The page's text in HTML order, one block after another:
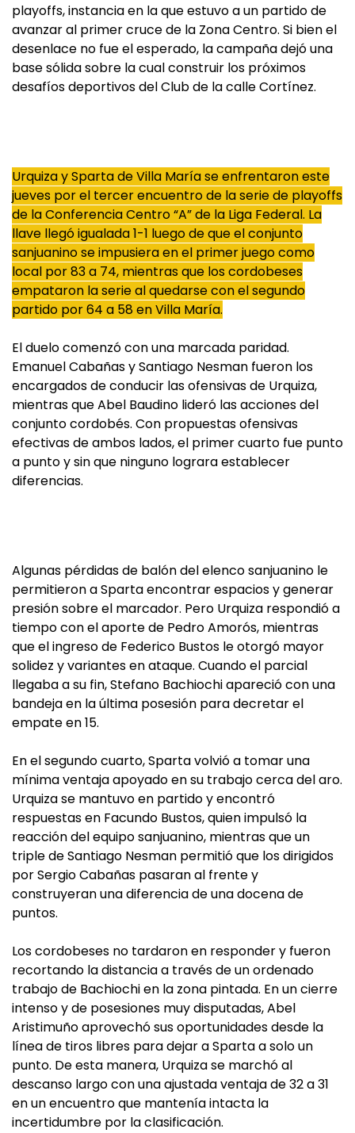
playoffs, instancia en la que estuvo a un partido de
avanzar al primer cruce de la Zona Centro. Si bien el
desenlace no fue el esperado, la campaña dejó una
base sólida sobre la cual construir los próximos
desafíos deportivos del Club de la calle Cortínez.
Urquiza y Sparta de Villa María se enfrentaron este
jueves por el tercer encuentro de la serie de playoffs
de la Conferencia Centro “A” de la Liga Federal. La
llave llegó igualada 1-1 luego de que el conjunto
sanjuanino se impusiera en el primer juego como
local por 83 a 74, mientras que los cordobeses
empataron la serie al quedarse con el segundo
partido por 64 a 58 en Villa María.
El duelo comenzó con una marcada paridad.
Emanuel Cabañas y Santiago Nesman fueron los
encargados de conducir las ofensivas de Urquiza,
mientras que Abel Baudino lideró las acciones del
conjunto cordobés. Con propuestas ofensivas
efectivas de ambos lados, el primer cuarto fue punto
a punto y sin que ninguno lograra establecer
diferencias.
Algunas pérdidas de balón del elenco sanjuanino le
permitieron a Sparta encontrar espacios y generar
presión sobre el marcador. Pero Urquiza respondió a
tiempo con el aporte de Pedro Amorós, mientras
que el ingreso de Federico Bustos le otorgó mayor
solidez y variantes en ataque. Cuando el parcial
llegaba a su fin, Stefano Bachiochi apareció con una
bandeja en la última posesión para decretar el
empate en 15.
En el segundo cuarto, Sparta volvió a tomar una
mínima ventaja apoyado en su trabajo cerca del aro.
Urquiza se mantuvo en partido y encontró
respuestas en Facundo Bustos, quien impulsó la
reacción del equipo sanjuanino, mientras que un
triple de Santiago Nesman permitió que los dirigidos
por Sergio Cabañas pasaran al frente y
construyeran una diferencia de una docena de
puntos.
Los cordobeses no tardaron en responder y fueron
recortando la distancia a través de un ordenado
trabajo de Bachiochi en la zona pintada. En un cierre
intenso y de posesiones muy disputadas, Abel
Aristimuño aprovechó sus oportunidades desde la
línea de tiros libres para dejar a Sparta a solo un
punto. De esta manera, Urquiza se marchó al
descanso largo con una ajustada ventaja de 32 a 31
en un encuentro que mantenía intacta la
incertidumbre por la clasificación.